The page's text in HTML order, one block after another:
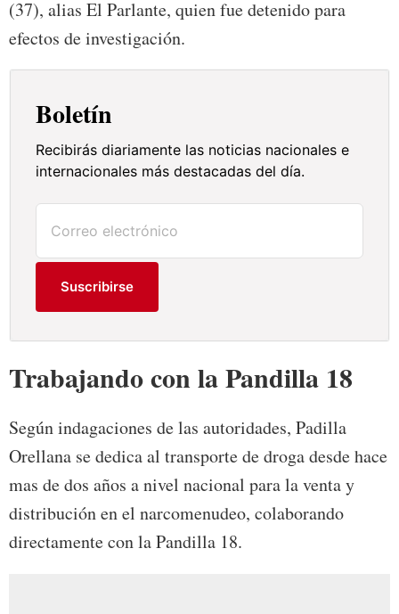
(37), alias El Parlante, quien fue detenido para
efectos de investigación.
Boletín
Recibirás diariamente las noticias nacionales e
internacionales más destacadas del día.
Suscribirse
Trabajando con la Pandilla 18
Según indagaciones de las autoridades, Padilla
Orellana se dedica al transporte de droga desde hace
mas de dos años a nivel nacional para la venta y
distribución en el narcomenudeo, colaborando
directamente con la Pandilla 18.